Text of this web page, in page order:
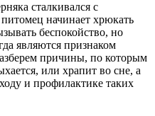
сталкивался с
начинает хрюкать
беспокойство, но
являются признаком
причины, по которым
или храпит во сне, а
и профилактике таких